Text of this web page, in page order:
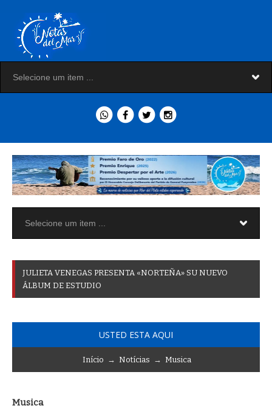
JULIETA VENEGAS PRESENTA «NORTEÑA» SU NUEVO
ÁLBUM DE ESTUDIO
USTED ESTA AQUI
Início → Notícias → Musica
Musica